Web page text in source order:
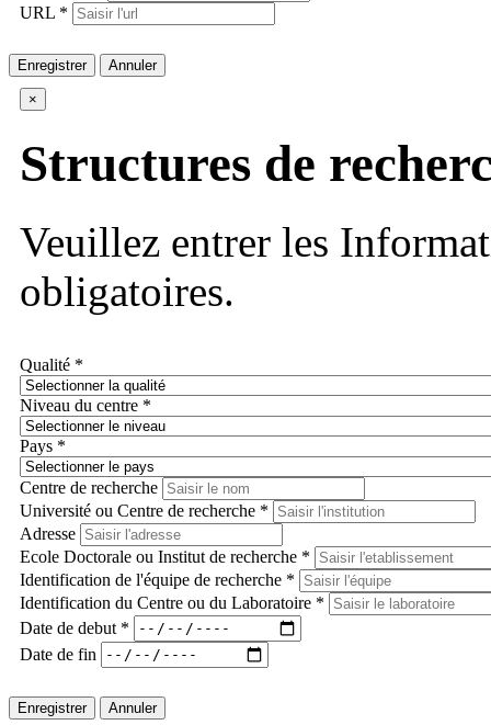
URL *
Enregistrer Annuler
×
Structures de
Veuillez entrer les
obligatoires.
Qualité *
Niveau du centre *
Pays *
Centre de recherche
Université ou Centre de recherche *
Adresse
Ecole Doctorale ou Institut de recherche *
Identification de l'équipe de recherche *
Identification du Centre ou du Laboratoire *
Date de debut *
Date de fin
Enregistrer Annuler